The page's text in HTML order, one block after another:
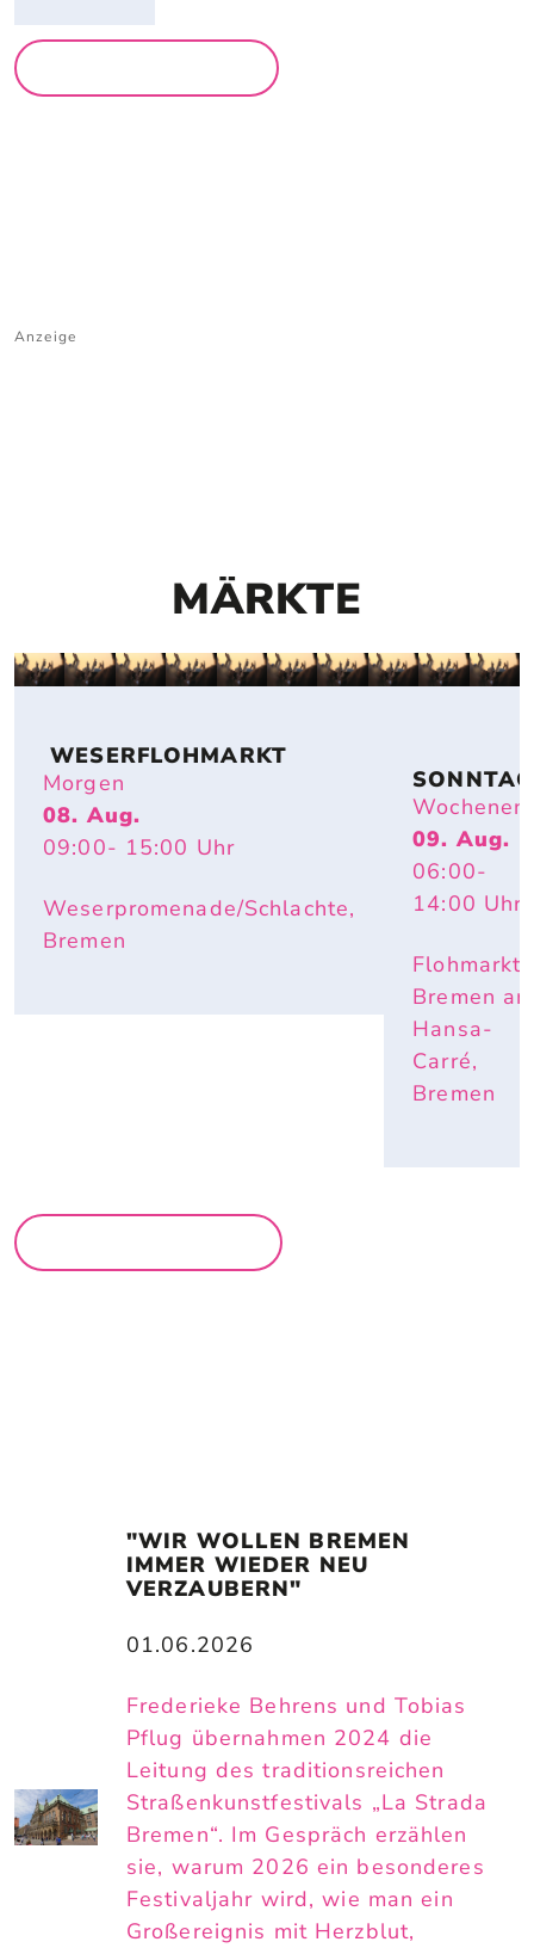
Anzeige
MÄRKTE
WESERFLOHMARKT
Morgen
08. Aug.
09:00- 15:00 Uhr
Weserpromenade/Schlachte,
Bremen
T
09. Aug.
06:00-
14:00 Uhr
Flohmarkt
Bremen
Hansa-
Carré,
Bremen
"WIR WOLLEN BREMEN
IMMER WIEDER NEU
VERZAUBERN"
01.06.2026
Frederieke Behrens und Tobias
Pflug übernahmen 2024 die
Leitung des traditionsreichen
Straßenkunstfestivals „La Strada
Bremen“. Im Gespräch erzählen
sie, warum 2026 ein besonderes
Festivaljahr wird, wie man ein
Großereignis mit Herzblut,